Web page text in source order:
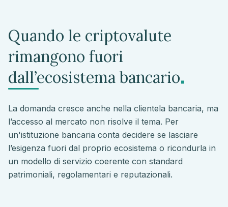
Quando le criptovalute
rimangono fuori
dall’ecosistema bancario .
La domanda cresce anche nella clientela bancaria, ma
l’accesso al mercato non risolve il tema. Per
un'istituzione bancaria conta decidere se lasciare
l’esigenza fuori dal proprio ecosistema o ricondurla in
un modello di servizio coerente con standard
patrimoniali, regolamentari e reputazionali.